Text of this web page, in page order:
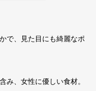
で、見た目にも綺麗なポ
み、女性に優しい食材。